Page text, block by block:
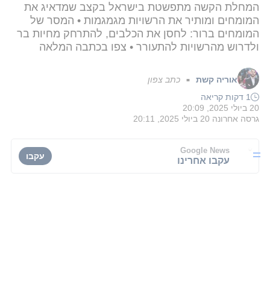
המחלת הקשה מתפשטת בישראל בקצב שמדאיג את
המומחים ומותיר את הרשויות מגמגמות • המסר של
המומחים ברור: לחסן את הכלבים, להתרחק מחיות בר
ולדרוש מהרשויות להתעורר • צפו בכתבה המלאה
אוריה קשת ■ כתב צפון
1 דקות קריאה
20 ביולי 2025, 20:09
גרסה אחרונה 20 ביולי 2025, 20:11
Google News
עקבו אחרינו עקבו